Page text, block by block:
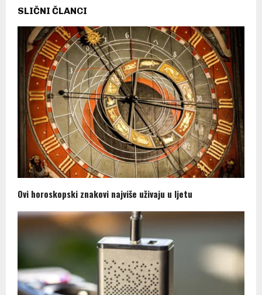
SLIČNI ČLANCI
Ovi horoskopski znakovi najviše uživaju u ljetu